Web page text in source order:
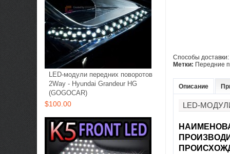
LED-модули передних поворотов
2Way - Hyundai Grandeur HG
(GOGOCAR)
$100.00
Cпособы
Метки: Передние
Описание
LED-